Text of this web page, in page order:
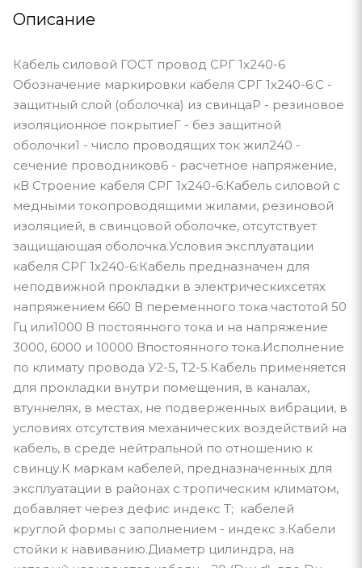
Описание
Кабель силовой ГОСТ провод СРГ 1х240-6
Обозначение маркировки кабеля СРГ 1х240-6:С -
защитный слой (оболочка) из свинцаР - резиновое
изоляционное покрытиеГ - без защитной
оболочки1 - число проводящих ток жил240 -
сечение проводников6 - расчетное напряжение,
кВ Строение кабеля СРГ 1х240-6:Кабель силовой с
медными токопроводящими жилами, резиновой
изоляцией, в свинцовой оболочке, отсутствует
защищающая оболочка.Условия эксплуатации
кабеля СРГ 1х240-6:Кабель предназначен для
неподвижной прокладки в электрическихсетях
напряжением 660 В переменного тока частотой 50
Гц или1000 В постоянного тока и на напряжение
3000, 6000 и 10000 Впостоянного тока.Исполнение
по климату провода У2-5, Т2-5.Кабель применяется
для прокладки внутри помещения, в каналах,
втуннелях, в местах, не подверженных вибрации, в
условиях отсутствия механических воздействий на
кабель, в среде нейтральной по отношению к
свинцу.К маркам кабелей, предназначенных для
эксплуатации в районах с тропическим климатом,
добавляет через дефис индекс Т; кабелей
круглой формы с заполнением - индекс з.Кабели
стойки к навиванию.Диаметр цилиндра, на